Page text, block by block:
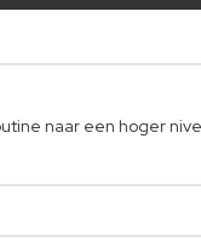
naar een hoger